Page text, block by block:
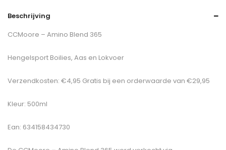
Beschrijving
CCMoore – Amino Blend 365
Hengelsport Boilies, Aas en Lokvoer
Verzendkosten: €4,95 Gratis bij een orderwaarde van €29,95
Kleur: 500ml
Ean: 634158434730